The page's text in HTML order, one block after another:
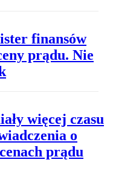
finansów
prądu. Nie
więcej czasu
o
prądu